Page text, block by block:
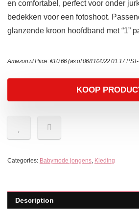
en comfortabel, perfect voor onder
bedekken voor een fotoshoot.
glanzende kroon hoofdband met “1”
Amazon.nl Price:€10.66(as of 06/11/2022 01:17 PST-
KOOP
Categories: Babymode jongens, Kleding
Description